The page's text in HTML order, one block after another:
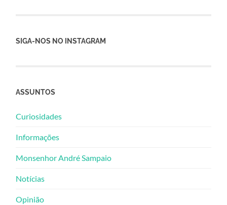
SIGA-NOS NO INSTAGRAM
ASSUNTOS
Curiosidades
Informações
Monsenhor André Sampaio
Notícias
Opinião